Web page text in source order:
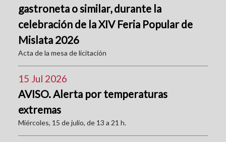
gastroneta o similar, durante la
celebración de la XIV Feria Popular de
Mislata 2026
Acta de la mesa de licitación
15 Jul 2026
AVISO. Alerta por temperaturas
extremas
Miércoles, 15 de julio, de 13 a 21 h.